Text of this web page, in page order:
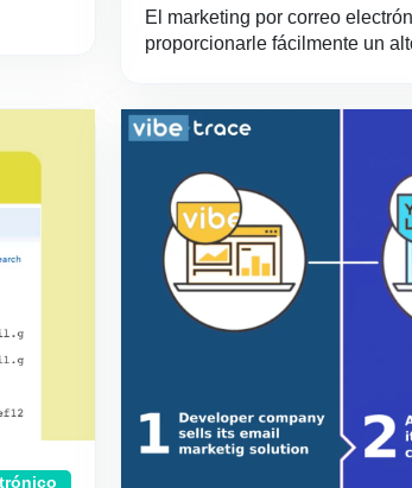
El marketing por correo
proporcionarle fácilmente un